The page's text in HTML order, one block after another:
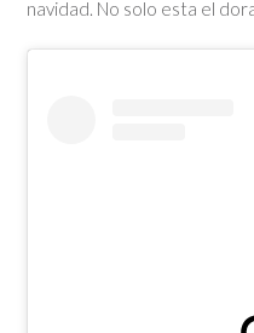
navidad. No solo esta el